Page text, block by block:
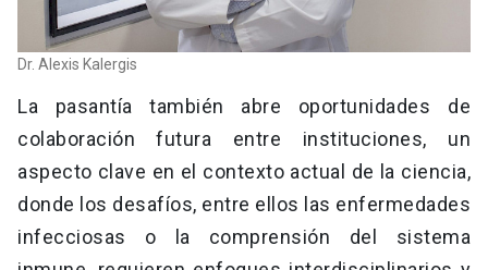
Dr. Alexis Kalergis
La pasantía también abre oportunidades de
colaboración futura entre instituciones, un
aspecto clave en el contexto actual de la ciencia,
donde los desafíos, entre ellos las enfermedades
infecciosas o la comprensión del sistema